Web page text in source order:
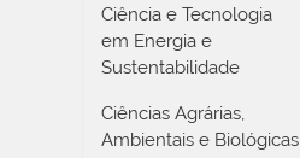
Ciência e Tecnologia
em Energia e
Sustentabilidade
Ciências Agrárias,
Ambientais e Biológicas